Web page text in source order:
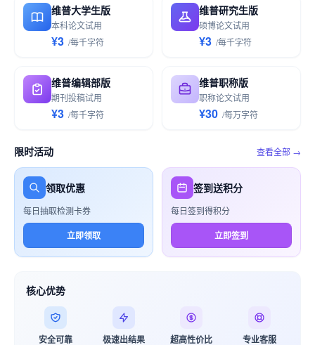
维普大学生版
本科论文试用
¥3 /每千字符
维普研究生版
硕博论文试用
¥3 /每千字符
维普编辑部版
期刊投稿试用
¥3 /每千字符
维普职称版
职称论文试用
¥30 /每万字符
限时活动 查看全部 →
领取优惠
每日抽取检测卡券
立即领取
签到送积分
每日签到得积分
立即签到
核心优势
安全可靠 极速出结果 超高性价比 专业客服